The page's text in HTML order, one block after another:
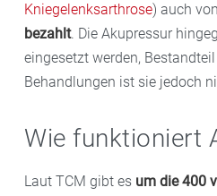
Kniegelenksarthrose) auch
bezahlt. Die Akupressur
eingesetzt werden,
Behandlungen ist sie jedoch
Wie funktioniert
Laut TCM gibt es um die 400